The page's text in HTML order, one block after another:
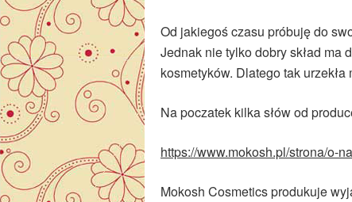
Od jakiegoś czasu próbuję do
Jednak nie tylko dobry skład ma
kosmetyków. Dlatego tak
Na poczatek kilka słów od
https://www.mokosh.pl/strona/o-
Mokosh Cosmetics produkuje